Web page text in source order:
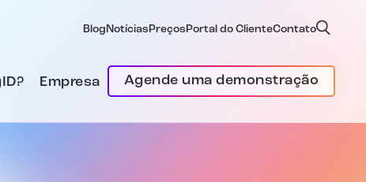
Blog Notícias Preços Portal do ClienteContato
Empresa Agende uma demonstração